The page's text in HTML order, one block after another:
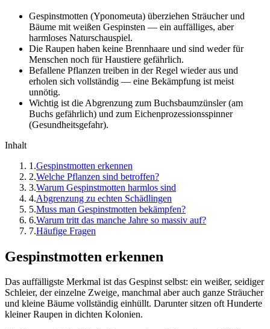
Gespinstmotten (Yponomeuta) überziehen Sträucher und
Bäume mit weißen Gespinsten — ein auffälliges, aber
harmloses Naturschauspiel.
Die Raupen haben keine Brennhaare und sind weder für
Menschen noch für Haustiere gefährlich.
Befallene Pflanzen treiben in der Regel wieder aus und
erholen sich vollständig — eine Bekämpfung ist meist
unnötig.
Wichtig ist die Abgrenzung zum Buchsbaumzünsler (am
Buchs gefährlich) und zum Eichenprozessionsspinner
(Gesundheitsgefahr).
Inhalt
1 .Gespinstmotten erkennen
2.Welche Pflanzen sind betroffen?
3.Warum Gespinstmotten harmlos sind
4.Abgrenzung zu echten Schädlingen
5.Muss man Gespinstmotten bekämpfen?
6.Warum tritt das manche Jahre so massiv auf?
7.Häufige Fragen
Gespinstmotten erkennen
Das auffälligste Merkmal ist das Gespinst selbst: ein weißer, seidiger
Schleier, der einzelne Zweige, manchmal aber auch ganze Sträucher
und kleine Bäume vollständig einhüllt. Darunter sitzen oft Hunderte
kleiner Raupen in dichten Kolonien.